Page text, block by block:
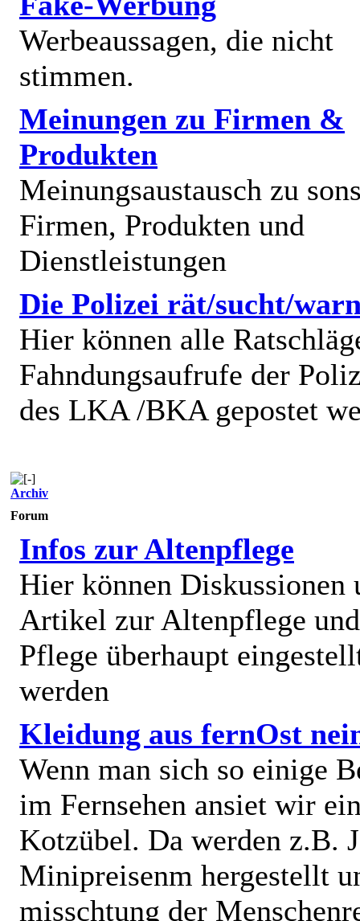
Werbeaussagen, die nicht
stimmen.
Meinungen zu Firmen &
Produkten
Meinungsaustausch zu
Firmen, Produkten und
Dienstleistungen
Die Polizei rät/sucht/
Hier können alle
Fahndungsaufrufe der
des LKA /BKA gepostet
Archiv
Forum
Infos zur Altenpflege
Hier können Diskussionen
Artikel zur Altenpflege
Pflege überhaupt
werden
Kleidung aus fernOst
Wenn man sich so einige
im Fernsehen ansiet wir
Kotzübel. Da werden z.B.
Minipreisenm hergestellt
misschtung der